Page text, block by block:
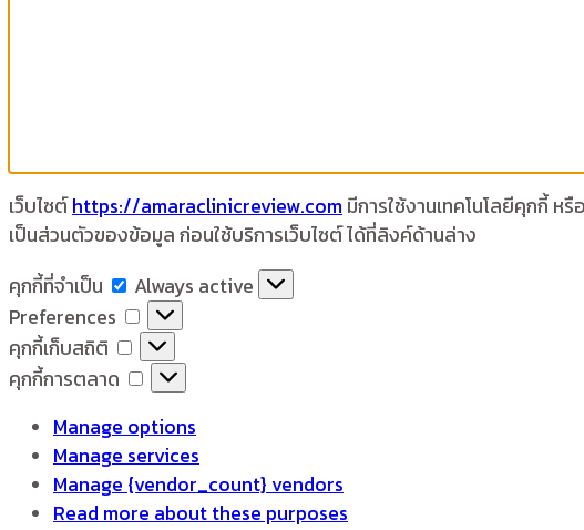
เว็บไซต์https://amaraclinicreview.comมีการใช้งานเทคโนโลยีคุกกี้ ห
เป็นส่วนตัวของข้อมูล ก่อนใช้บริการเว็บไซต์ ได้ที่ลิงค์ด้านล่าง
คุกกี้ที่จำเป็น
คุกกี้
ที่
จำเป็น
Always active
Preferences
Preferences
คุกกี้เก็บสถิติ
คุกกี้
เก็บ
สถิติ
คุกกี้การตลาด
คุกกี้
ตลาด
Manage options
Manage services
Manage {vendor_count} vendors
Read more about these purposes